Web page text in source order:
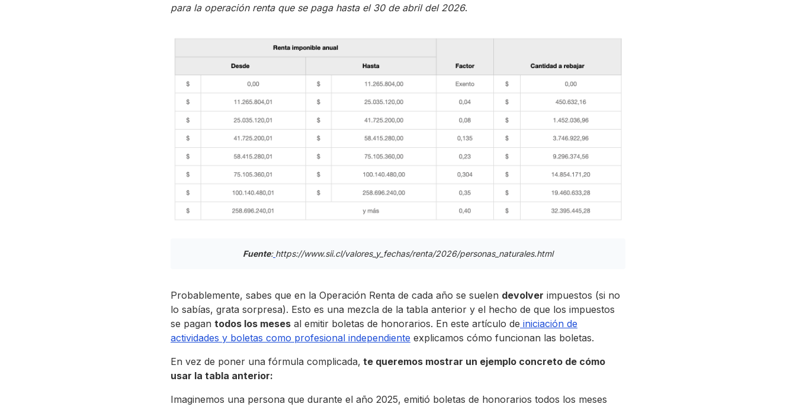
para la operación renta que se paga hasta el 30 de abril del 2026.
Fuente: https://www.sii.cl/valores_y_fechas/renta/2026/personas_naturales.html
Probablemente, sabes que en la Operación Renta de cada año se suelen devolver impuestos (si no
lo sabías, grata sorpresa). Esto es una mezcla de la tabla anterior y el hecho de que los impuestos
se pagan todos los meses al emitir boletas de honorarios. En este artículo de iniciación de
actividades y boletas como profesional independiente explicamos cómo funcionan las boletas.
En vez de poner una fórmula complicada, te queremos mostrar un ejemplo concreto de cómo
usar la tabla anterior:
Imaginemos una persona que durante el año 2025, emitió boletas de honorarios todos los meses